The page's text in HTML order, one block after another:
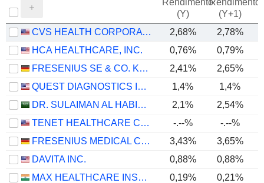
Rendimento
(Y)
Rendimento
(Y+1)
CVS HEALTH CORPORATION 2,68% 2,78%
HCA HEALTHCARE, INC.
0,76% 0,79%
FRESENIUS SE & CO. KGAA
2,41% 2,65%
QUEST DIAGNOSTICS INCORPORATED
1,4% 1,4%
DR. SULAIMAN AL HABIB MEDICAL SERVICES GROUP COMPANY
2,1% 2,54%
TENET HEALTHCARE CORPORATION
-.--%
-.--%
FRESENIUS MEDICAL CARE AG
3,43% 3,65%
DAVITA INC.
0,88% 0,88%
MAX HEALTHCARE INSTITUTE LIMITED
0,19%
0,21%